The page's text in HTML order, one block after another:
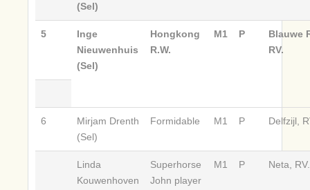
(Sel)
5
Inge
Nieuwenhuis
(Sel)
Hongkong
R.W.
M1 P
Blauwe
RV.
6
Mirjam Drenth
(Sel)
Formidable M1 P Delfzijl,
Linda
Kouwenhoven
Superhorse
John player
M1 P Neta, RV.